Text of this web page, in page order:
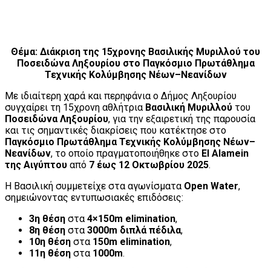
Θέμα: Διάκριση της 15χρονης Βασιλικής Μυριλλού του
Ποσειδώνα Ληξουρίου στο Παγκόσμιο Πρωτάθλημα
Τεχνικής Κολύμβησης Νέων–Νεανίδων
Με ιδιαίτερη χαρά και περηφάνια ο Δήμος Ληξουρίου
συγχαίρει τη 15χρονη αθλήτρια Βασιλική Μυριλλού του
Ποσειδώνα Ληξουρίου, για την εξαιρετική της παρουσία
και τις σημαντικές διακρίσεις που κατέκτησε στο
Παγκόσμιο Πρωτάθλημα Τεχνικής Κολύμβησης Νέων–
Νεανίδων, το οποίο πραγματοποιήθηκε στο El Alamein
της Αιγύπτου από 7 έως 12 Οκτωβρίου 2025.
Η Βασιλική συμμετείχε στα αγωνίσματα Open Water,
σημειώνοντας εντυπωσιακές επιδόσεις:
3η θέση στα4×150m elimination,
8η θέση στα3000m διπλά πέδιλα,
10η θέση στα 150m elimination,
11η θέση στα 1000m.